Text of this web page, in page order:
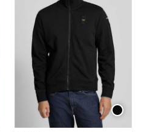
NERO